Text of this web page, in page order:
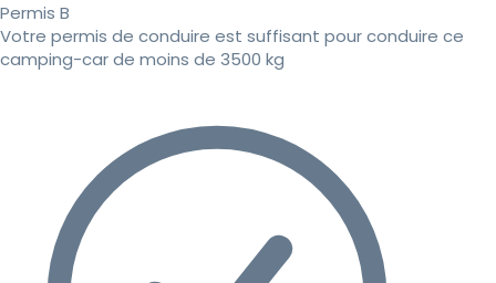
Permis B
Votre permis de conduire est suffisant pour conduire ce
camping-car de moins de 3500 kg